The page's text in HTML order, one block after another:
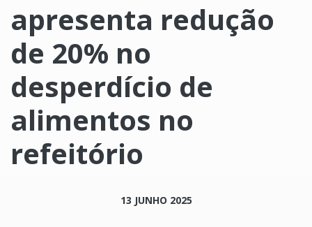
apresenta redução
de 20% no
desperdício de
alimentos no
refeitório
13 JUNHO 2025